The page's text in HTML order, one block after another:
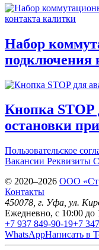
Набор
подключения
Кнопка STOP
остановки
Пользовательское
Вакансии Реквизиты
© 2020–2026 OOO
Контакты
450078 , г. Уфа ул.
Ежедневно, с 10:00 до
+7 937 849-90-19+7
WhatsAppНаписать в